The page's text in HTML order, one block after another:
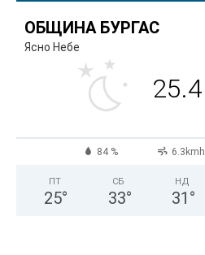
ОБЩИНА БУРГАС
Ясно Небе
25.4
84 % 6.3kmh
ПТ
25°
СБ
33°
НД
31 °